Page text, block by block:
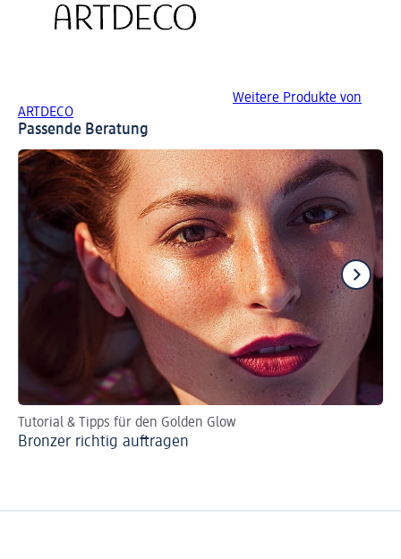
Weitere Produkte von
ARTDECO
Passende Beratung
Tutorial & Tipps für den Golden Glow
Bronzer richtig auftragen